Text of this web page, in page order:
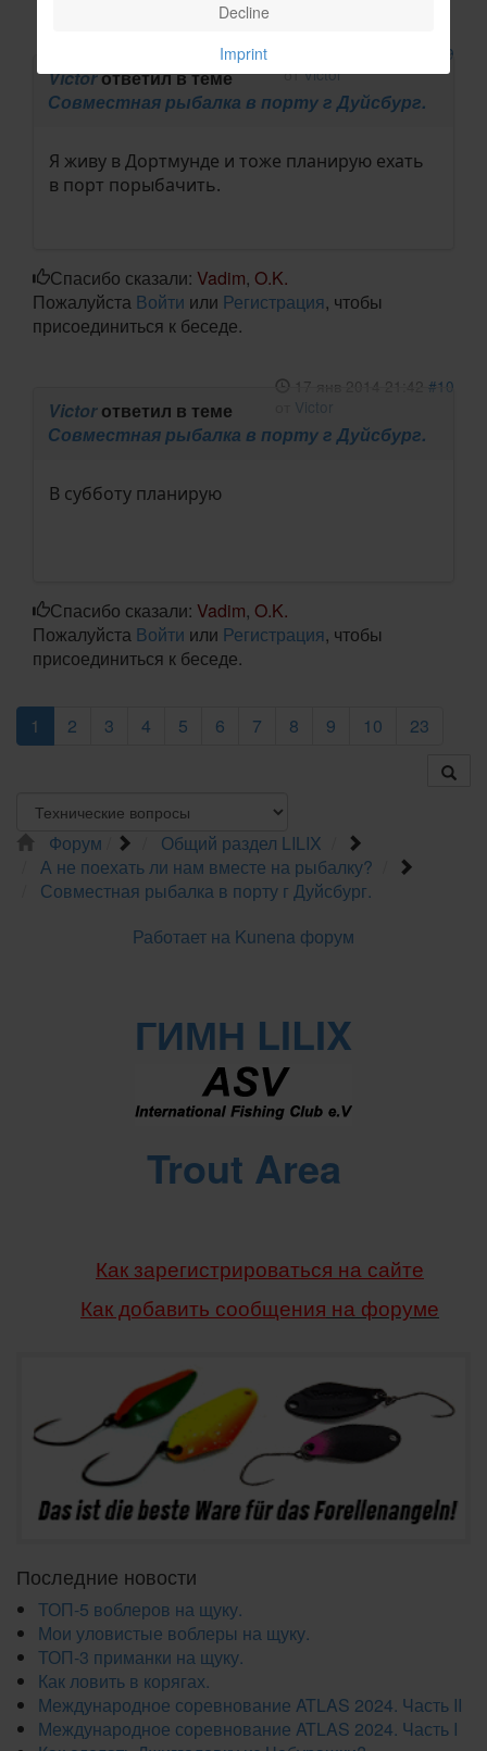
#9
отVictor
Victorответил в теме
Совместная рыбалка в порту г Дуйсбург.
Я живу в Дортмунде и тоже планирую ехать
в порт порыбачить.
Спасибо сказали: Vadim, O.K.
Пожалуйста Войти или Регистрация, чтобы
присоединиться к беседе.
17 янв 2014 21:42 #10
Victor
Victorответил в теме
Совместная рыбалка в порту г Дуйсбург.
В субботу планирую
Спасибо сказали: Vadim, O.K.
Пожалуйста Войти или Регистрация, чтобы
присоединиться к беседе.
1 2 3 4 5 6 7 8 9 10 23
Форум
Общий раздел LILIX
А не поехать ли нам вместе на рыбалку?
Совместная рыбалка в порту г Дуйсбург.
Работает на Kunena форум
ГИМН LILIX
Trout Area
Как зарегистрироваться на сайте
Как добавить сообщения на форуме
Последние новости
ТОП-5 воблеров на щуку.
Мои уловистые воблеры на щуку.
ТОП-3 приманки на щуку.
Как ловить в корягах.
Международное соревнование ATLAS 2024. Часть II
Международное соревнование ATLAS 2024. Часть I
Decline
Imprint